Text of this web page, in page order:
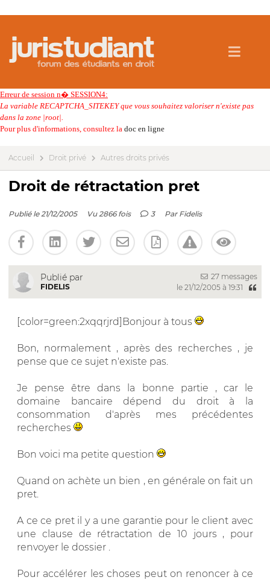
Erreur de session n� SESSION4:
La variable RECAPTCHA_SITEKEY que vous souhaitez valoriser n'existe pas
dans la zone |root|.
Pour plus d'informations, consultez la doc en ligne
Accueil Droit privé Autres droits privés
Droit de rétractation pret
Publié le 21/12/2005 Vu 2866 fois 3 Par Fidelis
Publié par
FIDELIS
27 messages
le 21/12/2005 à 19:31
[color=green:2xqqrjrd]Bonjour à tous
Bon, normalement , après des recherches , je
pense que ce sujet n'existe pas.
Je pense être dans la bonne partie , car le
domaine bancaire dépend du droit à la
consommation d'après mes précédentes
recherches
Bon voici ma petite question
Quand on achète un bien , en générale on fait un
pret.
A ce ce pret il y a une garantie pour le client avec
une clause de rétractation de 10 jours , pour
renvoyer le dossier .
Pour accélérer les choses peut on renoncer à ce